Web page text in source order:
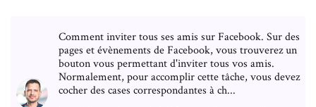
Comment inviter tous ses amis sur Facebook. Sur des
pages et évènements de Facebook, vous trouverez un
bouton vous permettant d'inviter tous vos amis.
Normalement, pour accomplir cette tâche, vous devez
cocher des cases correspondantes à ch...